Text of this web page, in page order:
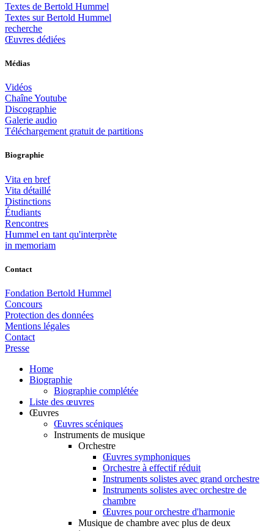
Textes de Bertold Hummel
Textes sur Bertold Hummel
recherche
Œuvres dédiées
Médias
Vidéos
Chaîne Youtube
Discographie
Galerie audio
Téléchargement gratuit de partitions
Biographie
Vita en bref
Vita détaillé
Distinctions
Étudiants
Rencontres
Hummel en tant qu'interprète
in memoriam
Contact
Fondation Bertold Hummel
Concours
Protection des données
Mentions légales
Contact
Presse
Home
Biographie
Biographie complétée
Liste des œuvres
Œuvres
Œuvres scéniques
Instruments de musique
Orchestre
Œuvres symphoniques
Orchestre à effectif réduit
Instruments solistes avec grand orchestre
Instruments solistes avec orchestre de
chambre
Œuvres pour orchestre d'harmonie
Musique de chambre avec plus de deux